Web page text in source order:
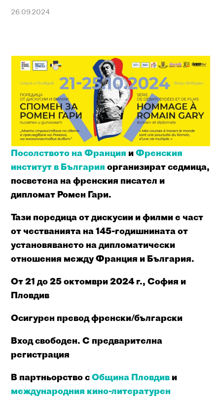
26.09.2024
Посолството на Франция иФренския
институт в България организират седмица,
посветена на френския писател и
дипломат Ромен Гари.
Тази поредица от дискусии и филми е част
от честванията на 145-годишнината от
установяването на дипломатически
отношения между Франция и България.
От 21 до 25 октомври 2024 г., София и
Пловдив
Осигурен превод френски/български
Вход свободен. С предварителна
регистрация
В партньорство сОбщина Пловдив и
международния кино-литературен